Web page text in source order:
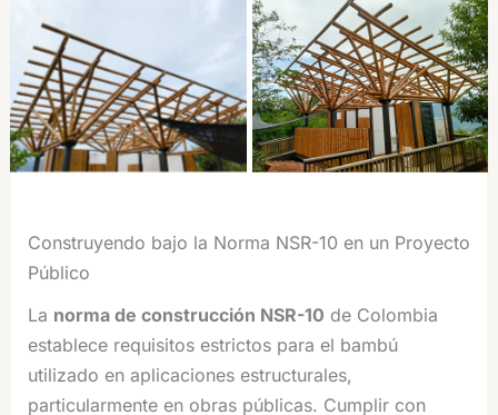
Construyendo bajo la Norma NSR-10 en un Proyecto
Público
La norma de construcción NSR-10 de Colombia
establece requisitos estrictos para el bambú
utilizado en aplicaciones estructurales,
particularmente en obras públicas. Cumplir con